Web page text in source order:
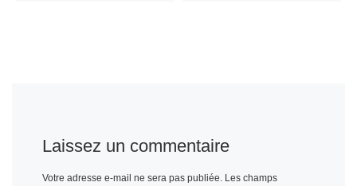
Laissez un commentaire
Votre adresse e-mail ne sera pas publiée. Les champs